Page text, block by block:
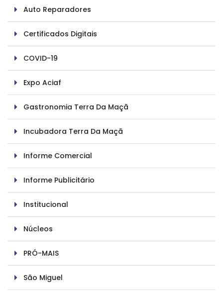
Auto Reparadores
Certificados Digitais
COVID-19
Expo Aciaf
Gastronomia Terra Da Maçã
Incubadora Terra Da Maçã
Informe Comercial
Informe Publicitário
Institucional
Núcleos
PRÓ-MAIS
São Miguel